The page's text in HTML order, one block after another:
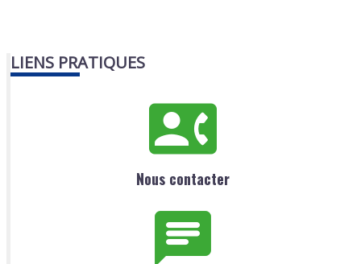
LIENS PRATIQUES
Nous contacter